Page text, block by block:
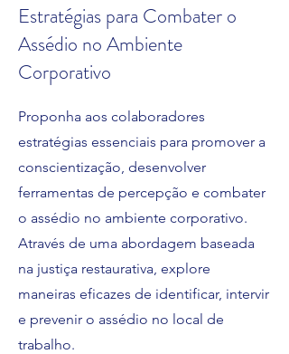
Estratégias para Combater o
Assédio no Ambiente
Corporativo
Proponha aos colaboradores
estratégias essenciais para promover a
conscientização, desenvolver
ferramentas de percepção e combater
o assédio no ambiente corporativo.
Através de uma abordagem baseada
na justiça restaurativa, explore
maneiras eficazes de identificar, intervir
e prevenir o assédio no local de
trabalho.